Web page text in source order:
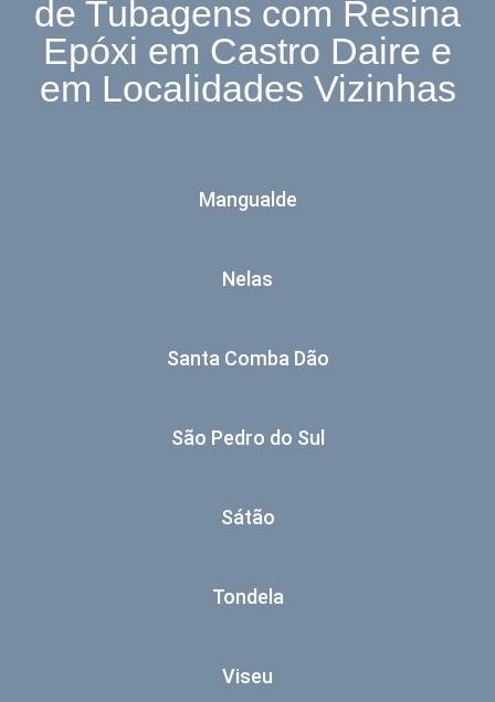
de Tubagens com Resina
Epóxi em Castro Daire e
em Localidades Vizinhas
Mangualde
Nelas
Santa Comba Dão
São Pedro do Sul
Sátão
Tondela
Viseu